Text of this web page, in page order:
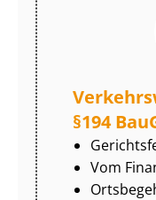
§194
Vom